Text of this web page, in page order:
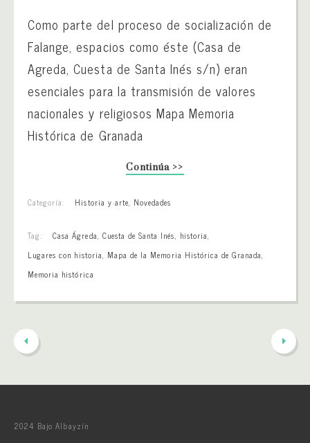
Como parte del proceso de socialización de
Falange, espacios como éste (Casa de
Agreda, Cuesta de Santa Inés s/n) eran
esenciales para la transmisión de valores
nacionales y religiosos Mapa Memoria
Histórica de Granada
Continúa >>
Categoría: Historia y arte, Novedades
Tag: Casa Ágreda, Cuesta de Santa Inés, historia,
Lugares con historia, Mapa de la Memoria Histórica de Granada,
Memoria histórica
2024 Bajo Albayzín